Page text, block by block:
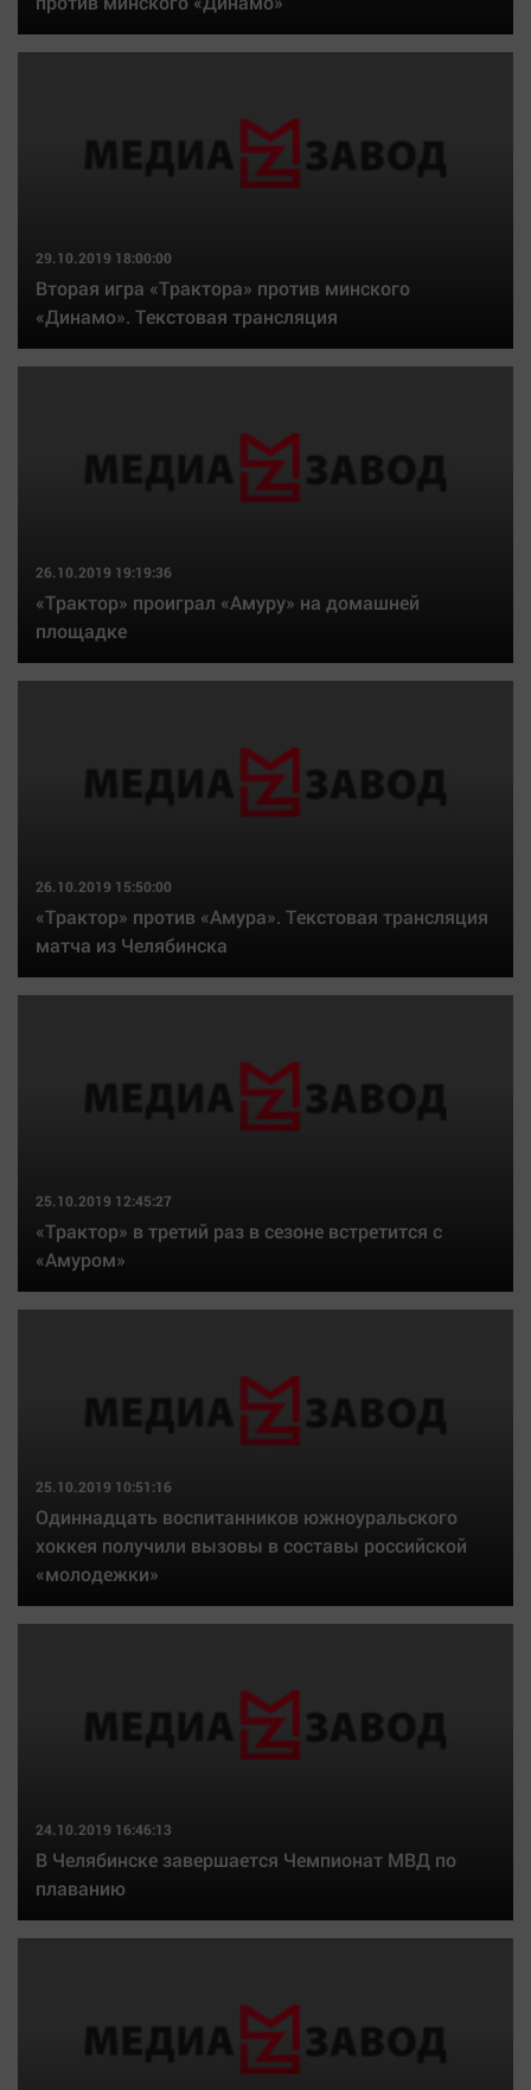
29.10.2019 18:00:00
Вторая игра «Трактора» против минского
«Динамо». Текстовая трансляция
26.10.2019 19:19:36
«Трактор» проиграл «Амуру» на домашней
площадке
26.10.2019 15:50:00
«Трактор» против «Амура». Текстовая трансляция
матча из Челябинска
25.10.2019 12:45:27
«Трактор» в третий раз в сезоне встретится с
«Амуром»
25.10.2019 10:51:16
Одиннадцать воспитанников южноуральского
хоккея получили вызовы в составы российской
«молодежки»
24.10.2019 16:46:13
В Челябинске завершается Чемпионат МВД по
плаванию